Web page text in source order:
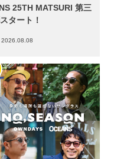
25TH MATSURI 第三
タート！
2026.08.08